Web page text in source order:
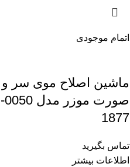
اتمام موجودی
ماشین اصلاح موی سر و
صورت موزر مدل 0050-
1877
تماس بگیرید
اطلاعات بیشتر